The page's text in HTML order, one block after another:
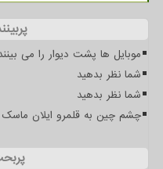
موبایل ها پشت دیوار را می
شما نظر بدهید
شما نظر بدهید
چشم چین به قلمرو ایلان